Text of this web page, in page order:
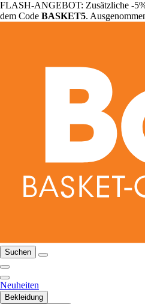
FLASH-ANGEBOT: Zusätzliche -
dem Code BASKET5.
Suchen
Neuheiten
Bekleidung